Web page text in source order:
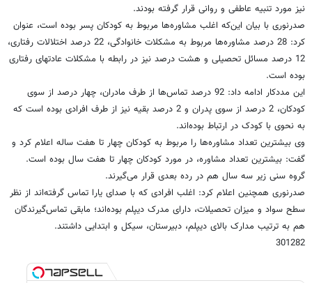
نیز مورد تنبیه عاطفی و روانی قرار گرفته بودند.
صدرنوری با بیان این‌که اغلب مشاوره‌ها مربوط به کودکان پسر بوده است، عنوان
کرد: 28 درصد مشاوره‌ها مربوط به مشکلات خانوادگی،‌ 22 درصد اختلالات رفتاری،
12 درصد مسائل تحصیلی و هشت درصد نیز در رابطه با مشکلات عادتهای رفتاری
بوده است.
این مددکار ادامه داد:‌ 92 درصد تماس‌ها از طرف مادران، چهار درصد از سوی
کودکان، 2 درصد از سوی پدران و 2 درصد بقیه نیز از طرف افرادی بوده است که
به نحوی با کودک در ارتباط بوده‌اند.
وی بیشترین تعداد مشاوره‌ها را مربوط به کودکان چهار تا هفت ساله اعلام کرد و
گفت: بیشترین تعداد مشاوره، در مورد کودکان چهار تا هفت سال بوده است.
گروه سنی زیر سه سال هم در رده بعدی قرار می‌گیرند.
صدرنوری همچنین اعلام کرد: اغلب افرادی که با صدای یارا تماس گرفته‌اند از نظر
سطح سواد و میزان تحصیلات، دارای مدرک دیپلم بوده‌اند؛ مابقی تماس‌گیرندگان
هم به ترتیب مدارک بالای دیپلم، دبیرستان، سیکل و ابتدایی داشتند.
301282